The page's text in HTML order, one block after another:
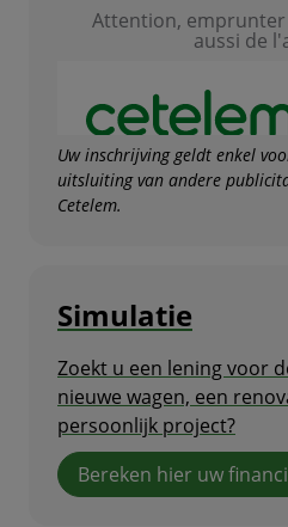
Uw inschrijving geldt enkel
uitsluiting van andere
Cetelem.
Simulatie
Zoekt u een lening voor
nieuwe wagen, een
persoonlijk project?
Bereken hier uw